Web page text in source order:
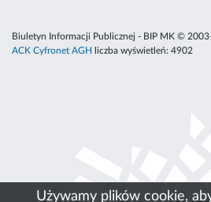
Używamy plików cookie,
Biuletyn Informacji Publicznej - BIP MK ©
ACK Cyfronet AGH
liczba wyświetleń: 4902